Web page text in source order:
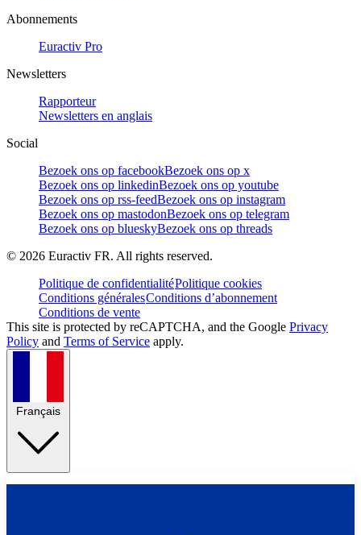
Abonnements
Euractiv Pro
Newsletters
Rapporteur
Newsletters en anglais
Social
Bezoek ons op facebookBezoek ons op x
Bezoek ons op linkedinBezoek ons op youtube
Bezoek ons op rss-feedBezoek ons op instagram
Bezoek ons op mastodonBezoek ons op telegram
Bezoek ons op blueskyBezoek ons op threads
© 2026 Euractiv FR. All rights reserved.
Politique de confidentialitéPolitique cookies
Conditions généralesConditions d’abonnement
Conditions de vente
This site is protected by reCAPTCHA, and the Google Privacy
Policy and Terms of Service apply.
Français